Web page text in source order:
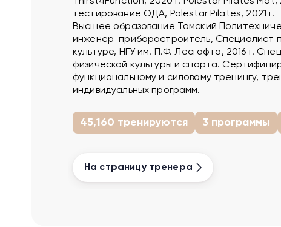
тестирование ОДА, Polestar Pilates, 2021 г.
Высшее образование Томский
инженер-приборостроитель, Специалист
культуре, НГУ им. П.Ф. Лесгафта, 2016 г.
физической культуры и спорта.
функциональному и силовому тренингу,
индивидуальных программ.
45,160 тренируются 3 программы
На страницу тренера